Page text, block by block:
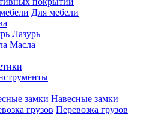
Для мебели
Лазурь
Масла
Навесные замки
Перевозка грузов